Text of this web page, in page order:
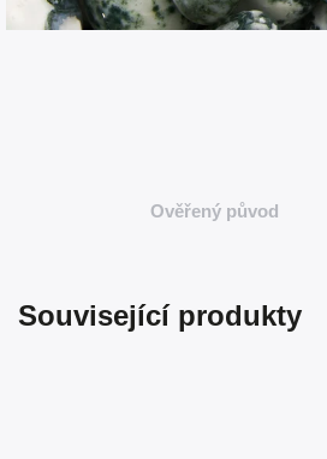
Ověřený původ
Související produkty